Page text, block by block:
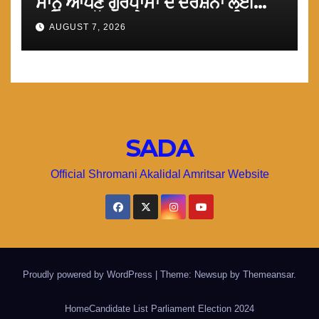
ਤੁਰੰਤ ਸਰਹੱਦਾਂ ਅਤੇ ਕਰਤਾਰਪੁਰ ਸਾਹਿਬ
ਲਾਂਘਾ ਖੋਲਿਆ ਜਾਵੇ : ਮਾਨ
AUGUST 7, 2026
SADA
Official Shromani Akalidal Amritsar Website
Proudly powered by WordPress Theme: Newsup by Themeansar.
HomeCandidate List Parliament Election 2024